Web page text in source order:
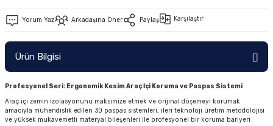
Yorum Yaz Arkadaşına Öner Paylaş Karşılaştır
Ürün Bilgisi
Profesyonel Seri: Ergonomik Kesim Araç İçi Koruma ve Paspas Sistemi
Araç içi zemin izolasyonunu maksimize etmek ve orijinal döşemeyi korumak
amacıyla mühendislik edilen 3D paspas sistemleri, ileri teknoloji üretim metodolojisi
ve yüksek mukavemetli materyal bileşenleri ile profesyonel bir koruma bariyeri